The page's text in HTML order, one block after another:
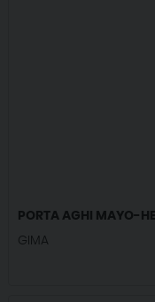
PORTA AGHI MAYO-
GIMA